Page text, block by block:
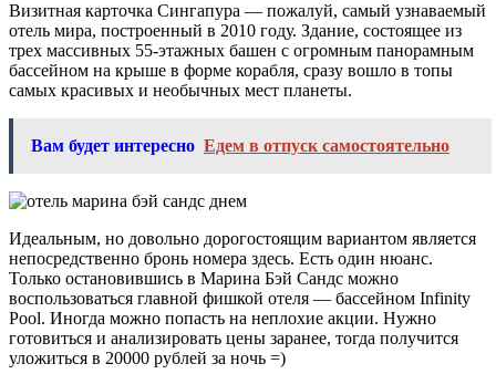
Визитная карточка Сингапура — пожалуй, самый узнаваемый
отель мира, построенный в 2010 году. Здание, состоящее из
трех массивных 55-этажных башен с огромным панорамным
бассейном на крыше в форме корабля, сразу вошло в топы
самых красивых и необычных мест планеты.
Вам будет интересно Едем в отпуск самостоятельно
Идеальным, но довольно дорогостоящим вариантом является
непосредственно бронь номера здесь. Есть один нюанс.
Только остановившись в Марина Бэй Сандс можно
воспользоваться главной фишкой отеля — бассейном Infinity
Pool. Иногда можно попасть на неплохие акции. Нужно
готовиться и анализировать цены заранее, тогда получится
уложиться в 20000 рублей за ночь =)